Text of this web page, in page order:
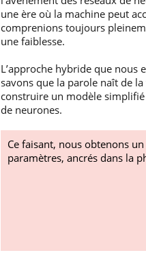
une ère où la machine peut
comprenions toujours
une faiblesse.
L’approche hybride que nous
savons que la parole naît de
construire un modèle simplifié
de neurones.
Ce faisant, nous obtenons
paramètres, ancrés dans la